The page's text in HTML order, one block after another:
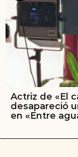
Actriz de «El
desapareció
en «Entre